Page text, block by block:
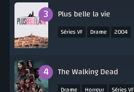
Plus belle la vie
Séries VF Drame 2004
The Walking Dead
Drame Horreur Séries VF